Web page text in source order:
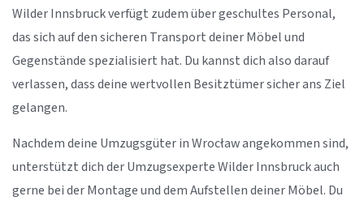
Wilder Innsbruck verfügt zudem über geschultes Personal,
das sich auf den sicheren Transport deiner Möbel und
Gegenstände spezialisiert hat. Du kannst dich also darauf
verlassen, dass deine wertvollen Besitztümer sicher ans Ziel
gelangen.
Nachdem deine Umzugsgüter in Wrocław angekommen sind,
unterstützt dich der Umzugsexperte Wilder Innsbruck auch
gerne bei der Montage und dem Aufstellen deiner Möbel. Du